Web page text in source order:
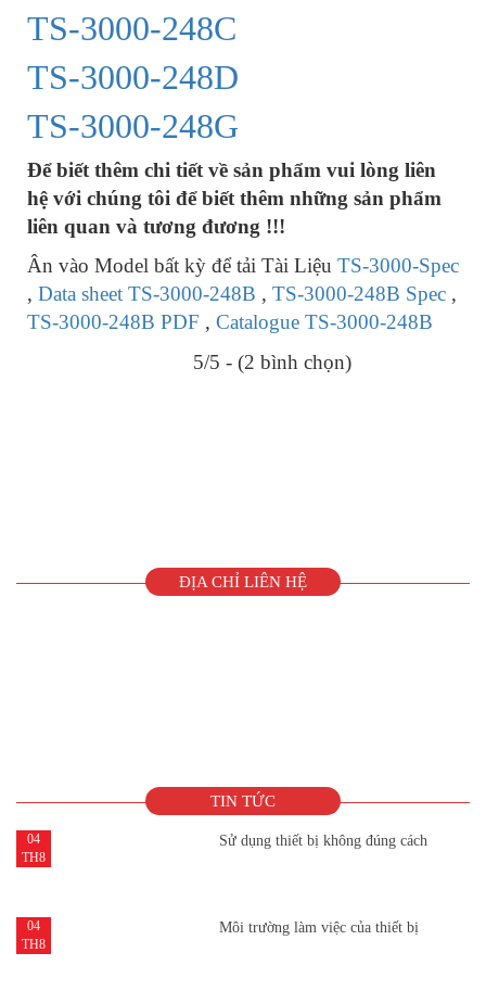
TS-3000-248C
TS-3000-248D
TS-3000-248G
Để biết thêm chi tiết về sản phẩm vui lòng liên
hệ với chúng tôi để biết thêm những sản phẩm
liên quan và tương đương !!!
Ân vào Model bất kỳ để tải Tài Liệu TS-3000-Spec
, Data sheet TS-3000-248B , TS-3000-248B Spec ,
TS-3000-248B PDF , Catalogue TS-3000-248B
5/5 - (2 bình chọn)
ĐỊA CHỈ LIÊN HỆ
TIN TỨC
04
TH8
Sử dụng thiết bị không đúng cách
04
TH8
Môi trường làm việc của thiết bị